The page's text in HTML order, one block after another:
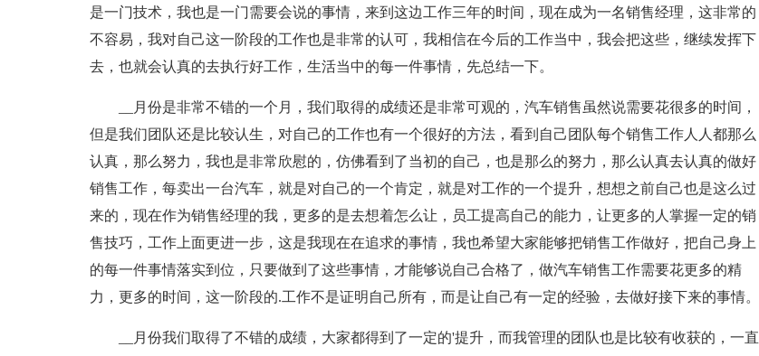
是一门技术，我也是一门需要会说的事情，来到这边工作三年的时间，现在成为一名销售经理，这非常的
不容易，我对自己这一阶段的工作也是非常的认可，我相信在今后的工作当中，我会把这些，继续发挥下
去，也就会认真的去执行好工作，生活当中的每一件事情，先总结一下。
__月份是非常不错的一个月，我们取得的成绩还是非常可观的，汽车销售虽然说需要花很多的时间，
但是我们团队还是比较认生，对自己的工作也有一个很好的方法，看到自己团队每个销售工作人人都那么
认真，那么努力，我也是非常欣慰的，仿佛看到了当初的自己，也是那么的努力，那么认真去认真的做好
销售工作，每卖出一台汽车，就是对自己的一个肯定，就是对工作的一个提升，想想之前自己也是这么过
来的，现在作为销售经理的我，更多的是去想着怎么让，员工提高自己的能力，让更多的人掌握一定的销
售技巧，工作上面更进一步，这是我现在在追求的事情，我也希望大家能够把销售工作做好，把自己身上
的每一件事情落实到位，只要做到了这些事情，才能够说自己合格了，做汽车销售工作需要花更多的精
力，更多的时间，这一阶段的.工作不是证明自己所有，而是让自己有一定的经验，去做好接下来的事情。
__月份我们取得了不错的成绩，大家都得到了一定的'提升，而我管理的团队也是比较有收获的，一直